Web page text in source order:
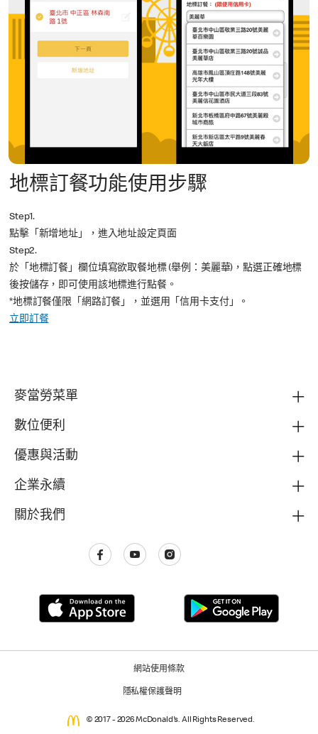
地標訂餐功能使用步驟
Step1.
點擊「新增地址」，進入地址設定頁面
Step2.
於「地標訂餐」欄位填寫欲取餐地標 (舉例：美麗華)，點選正確地標
後按儲存，即可使用該地標進行點餐。
*地標訂餐僅限「網路訂餐」，並選用「信用卡支付」。
立即訂餐
麥當勞菜單
數位便利
優惠與活動
企業永續
關於我們
網站使用條款
隱私權保護聲明
© 2017 - 2026 McDonald's. All Rights Reserved.